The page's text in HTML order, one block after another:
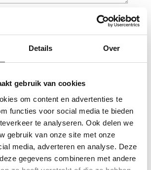
Details Over
gebruik van cookies
om content en advertenties te
functies voor social media te bieden
te analyseren. Ook delen we
gebruik van onze site met onze
media, adverteren en analyse. Deze
gegevens combineren met andere